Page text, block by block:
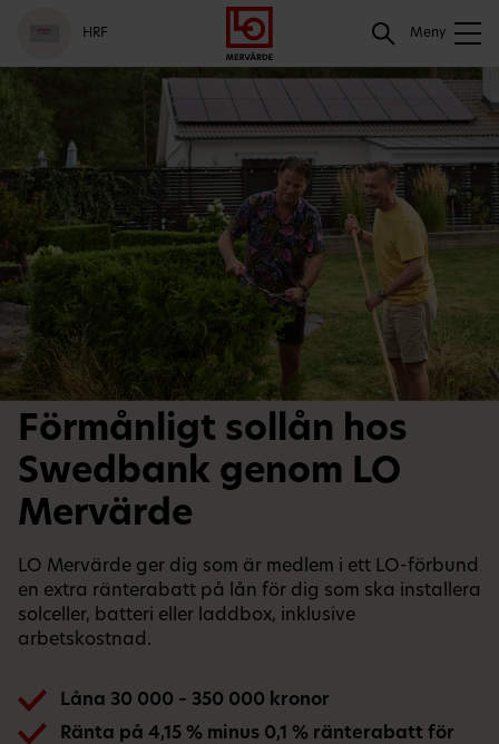
Gå
till
meny
Logga
in
Hoppa
till
innehåll
HRF Meny
Sök
Sök
Förmånligt sollån hos
Swedbank genom LO
Mervärde
LO Mervärde ger dig som är medlem i ett LO-förbund
en extra ränterabatt på lån för dig som ska installera
solceller, batteri eller laddbox, inklusive
arbetskostnad.
Låna 30 000 – 350 000 kronor
Ränta på 4,15 % minus 0,1 % ränterabatt för